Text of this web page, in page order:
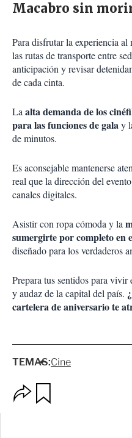
Macabro sin
Para disfrutar la experiencia
las rutas de transporte entre
anticipación y revisar
de cada cinta.
Laalta demanda de los
para las funciones de galay
de minutos.
Es aconsejable mantenerse
real que la dirección del
canales digitales.
Asistir con ropa cómoda y la
sumergirte por completo en
diseñado para los verdaderos
Prepara tus sentidos para
y audaz de la capital del país.
cartelera de aniversario te
TEMAS:Cine